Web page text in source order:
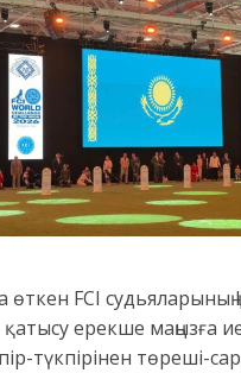
FCI судьяларының
қатысу ерекше маңызға
түкпірінен төреші-